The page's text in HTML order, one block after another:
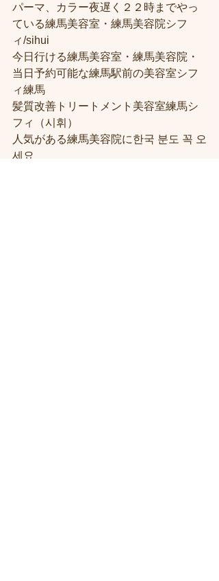
パーマ、カラー夜遅く２２時までやっ
ている練馬美容室・練馬美容院シフ
ィ/sihui
今日行ける練馬美容室・練馬美容院・
当日予約可能な練馬駅前の美容室シフ
ィ練馬
髪質改善トリートメント美容室練馬シ
フィ（시휘）
人気がある練馬美容院に한국 분도 꼭 오
세요